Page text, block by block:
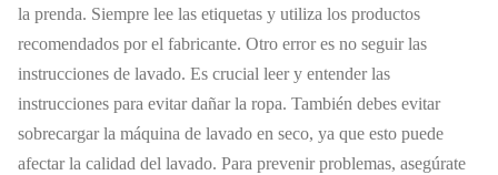
la prenda. Siempre lee las etiquetas y utiliza los productos
recomendados por el fabricante. Otro error es no seguir las
instrucciones de lavado. Es crucial leer y entender las
instrucciones para evitar dañar la ropa. También debes evitar
sobrecargar la máquina de lavado en seco, ya que esto puede
afectar la calidad del lavado. Para prevenir problemas, asegúrate